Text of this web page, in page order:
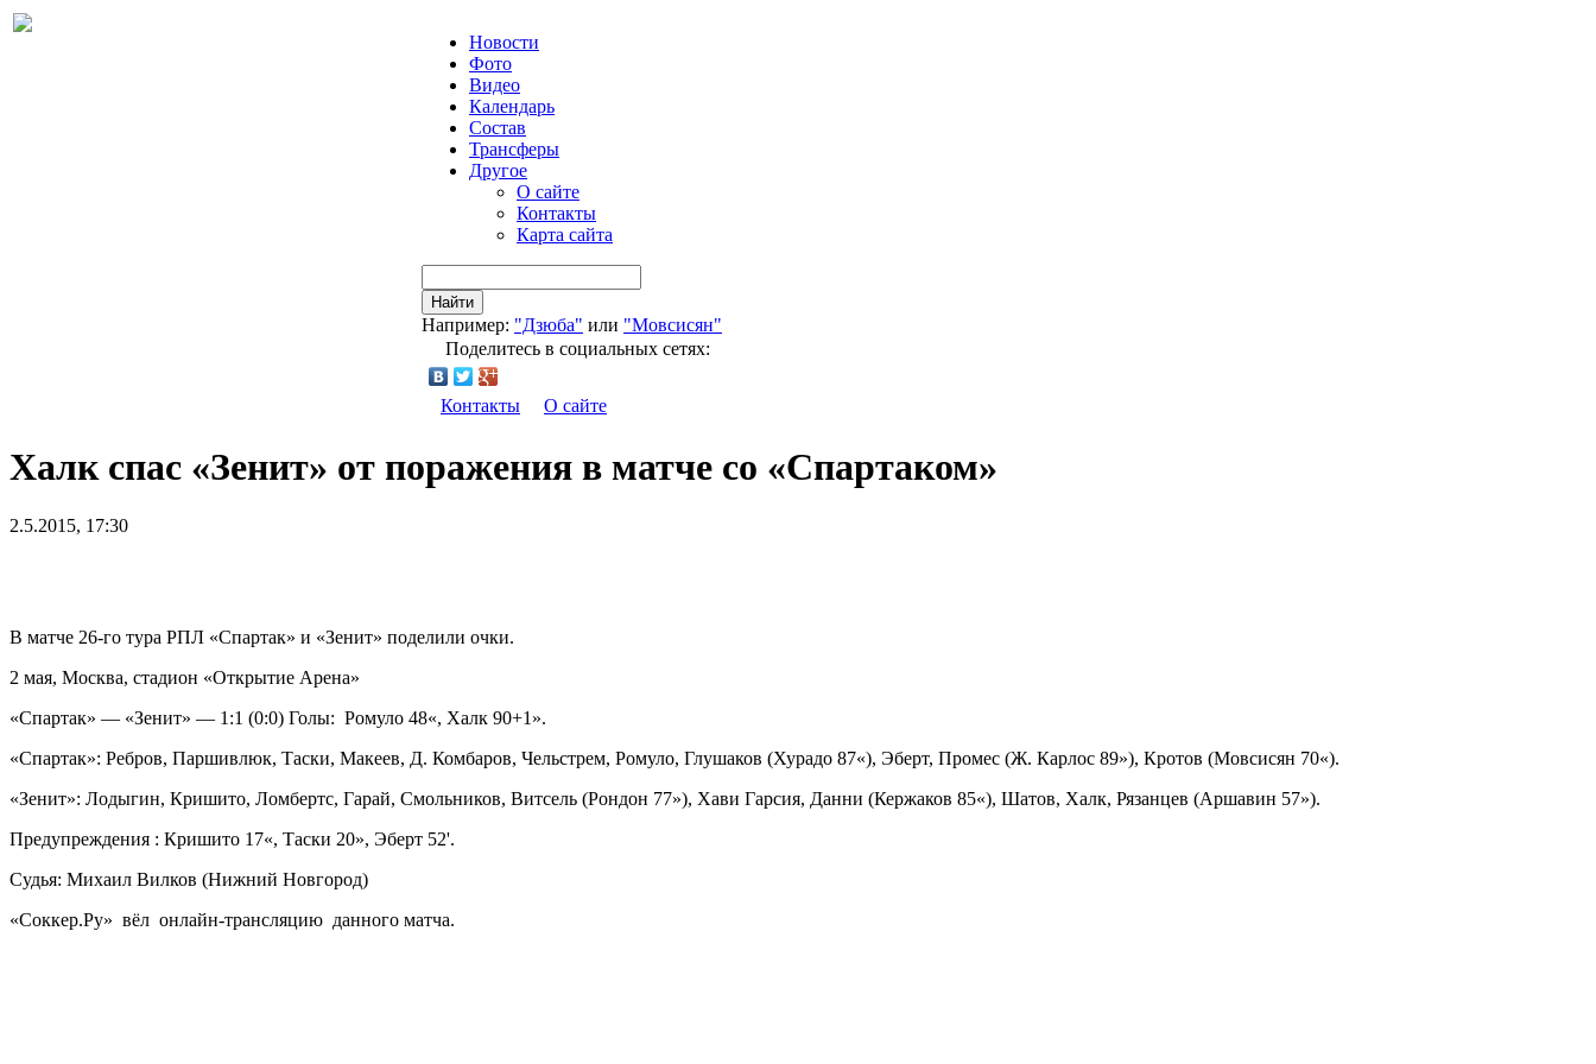
Новости
Фото
Видео
Календарь
Состав
Трансферы
Другое
О сайте
Контакты
Карта сайта
Найти
Например: "Дзюба" или "Мовсисян"
Поделитесь в социальных сетях:
Контакты О сайте
Халк спас «Зенит» от поражения в матче со «Спартаком»
2.5.2015, 17:30
В матче 26-го тура РПЛ «Спартак» и «Зенит» поделили очки.
2 мая, Москва, стадион «Открытие Арена» ​
«Спартак» — «Зенит» — 1:1 (0:0) Голы: Ромуло 48«, Халк 90+1».
«Спартак»: Ребров, Паршивлюк, Таски, Макеев, Д. Комбаров, Чельстрем, Ромуло, Глушаков (Хурадо 87«), Эберт, Промес (Ж. Карлос 89»), Кротов (Мовсисян 70«).
«Зенит»: Лодыгин, Кришито, Ломбертс, Гарай, Смольников, Витсель (Рондон 77»), Хави Гарсия, Данни (Кержаков 85«), Шатов, Халк, Рязанцев (Аршавин 57»).
Предупреждения : Кришито 17«, Таски 20», Эберт 52'.
Судья: Михаил Вилков (Нижний Новгород)
«Соккер.Ру» вёл онлайн-трансляцию данного матча.